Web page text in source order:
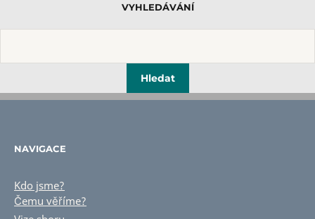
VYHLEDÁVÁNÍ
NAVIGACE
Kdo jsme?
Čemu věříme?